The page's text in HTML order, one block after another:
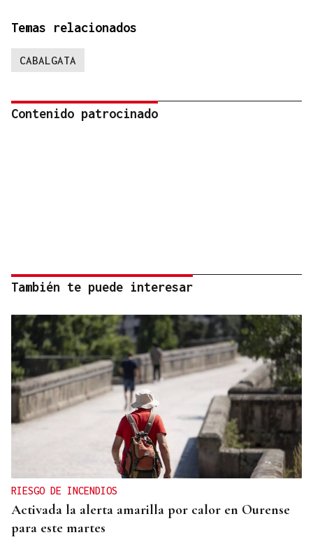
Temas relacionados
CABALGATA
Contenido patrocinado
También te puede interesar
RIESGO DE INCENDIOS
Activada la alerta amarilla por calor en Ourense
para este martes